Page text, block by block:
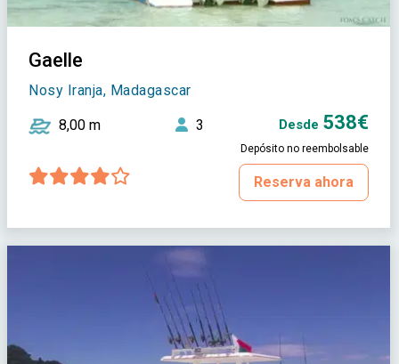
Gaelle
Nosy Iranja, Madagascar
8,00 m 3 Desde 538€
Depósito no reembolsable
Reserva ahora